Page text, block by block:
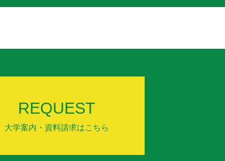
REQUEST
大学案内・資料請求はこちら